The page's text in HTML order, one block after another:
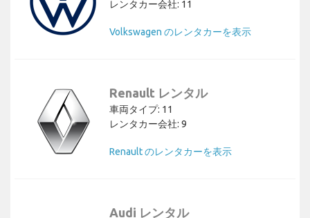
レンタカー会社: 11
Volkswagen のレンタカーを表示
Renault レンタル
車両タイプ: 11
レンタカー会社: 9
Renault のレンタカーを表示
Audi レンタル